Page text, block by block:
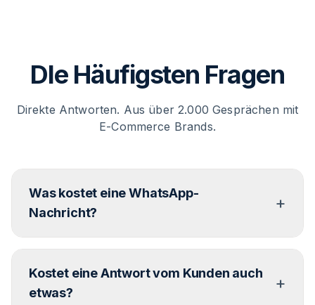
DIe Häufigsten Fragen
Direkte Antworten. Aus über 2.000 Gesprächen mit
E-Commerce Brands.
Was kostet eine WhatsApp-
Nachricht?
+
5 Cent. Utility (z.B. Versandupdate): ca. 5 Cent.
Service-Nachrichten, die der Kunde selbst startet:
Kostet eine Antwort vom Kunden auch
etwas?
+